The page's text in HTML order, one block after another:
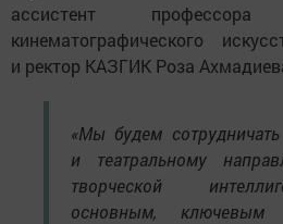
ассистент
кинематографического
и ректор КАЗГИК Роза
«Мы будем
и театральному
творческой
основным, ключевым